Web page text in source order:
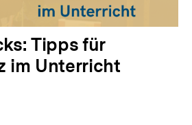
Tipps für
im Unterricht